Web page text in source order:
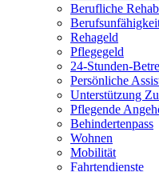
Berufliche
Rehageld
Pflegegeld
24-Stunden-
Persönliche
Unterstützung
Pflegende
Behindertenpass
Wohnen
Mobilität
Fahrtendienste